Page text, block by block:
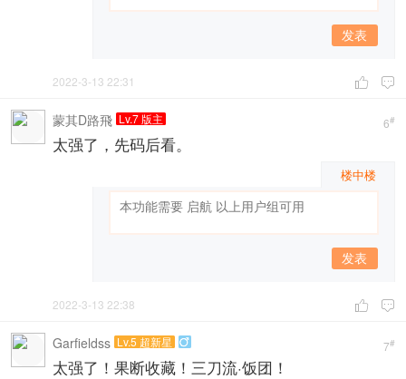
发表
 
2022-3-13 22:31
6#
蒙其D路飛 Lv.7 版主
太强了，先码后看。
楼中楼
发表
 
2022-3-13 22:38
7#
Garfieldss Lv.5 超新星 
太强了！果断收藏！三刀流·饭团！